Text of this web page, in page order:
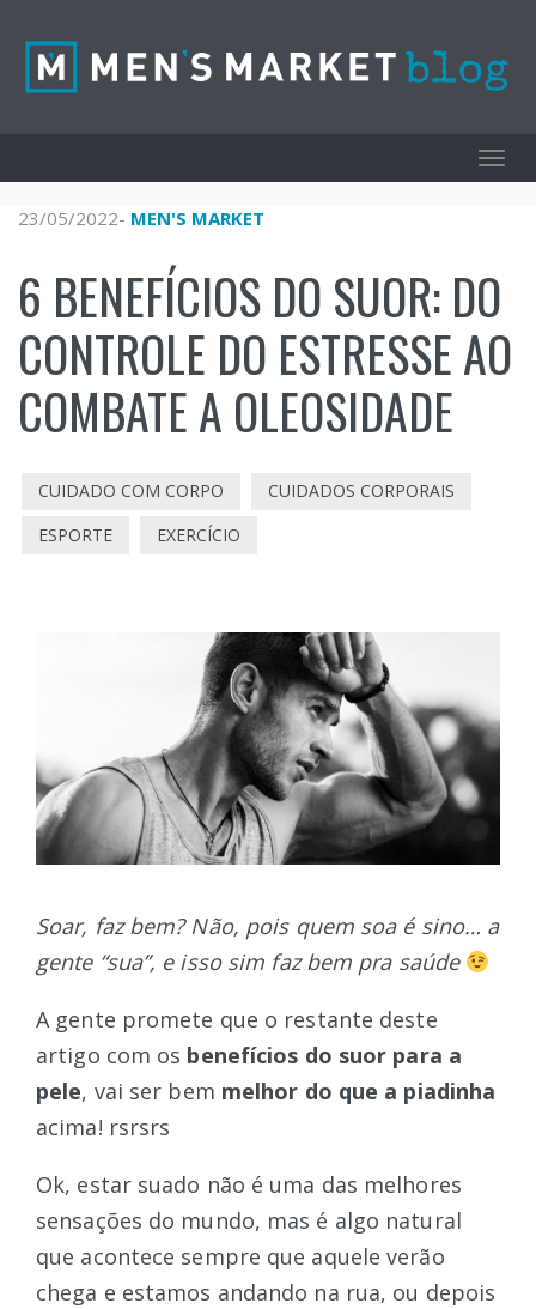
23/05/2022- MEN'S MARKET
6 BENEFÍCIOS DO SUOR: DO
CONTROLE DO ESTRESSE AO
COMBATE A OLEOSIDADE
CUIDADO COM CORPO
CUIDADOS CORPORAIS
ESPORTE
EXERCÍCIO
Soar, faz bem? Não, pois quem soa é sino… a
gente “sua”, e isso sim faz bem pra saúde
A gente promete que o restante deste
artigo com os benefícios do suor para a
pele, vai ser bem melhor do que a piadinha
acima! rsrsrs
Ok, estar suado não é uma das melhores
sensações do mundo, mas é algo natural
que acontece sempre que aquele verão
chega e estamos andando na rua, ou depois